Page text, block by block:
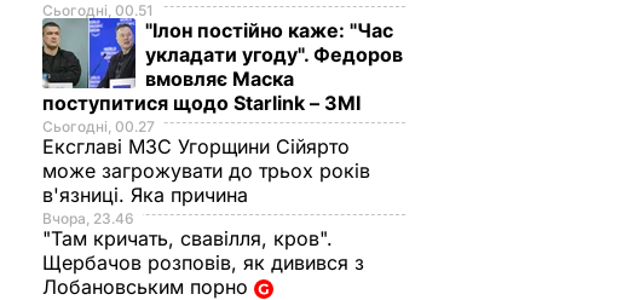
Сьогодні, 00.51
"Ілон постійно каже: "Час
укладати угоду". Федоров
вмовляє Маска
поступитися щодо Starlink – ЗМІ
Сьогодні, 00.27
Ексглаві МЗС Угорщини Сійярто
може загрожувати до трьох років
в'язниці. Яка причина
Вчора, 23.46
"Там кричать, свавілля, кров".
Щербачов розповів, як дивився з
Лобановським порно